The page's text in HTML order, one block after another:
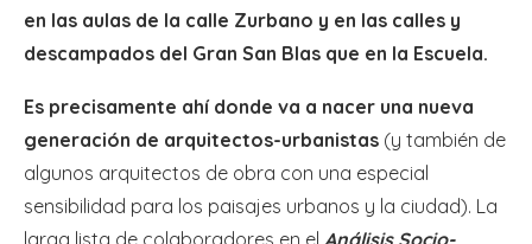
en las aulas de la calle Zurbano y en las calles y
descampados del Gran San Blas que en la Escuela.
Es precisamente ahí donde va a nacer una nueva
generación de arquitectos-urbanistas (y también de
algunos arquitectos de obra con una especial
sensibilidad para los paisajes urbanos y la ciudad). La
larga lista de colaboradores en el Análisis Socio-